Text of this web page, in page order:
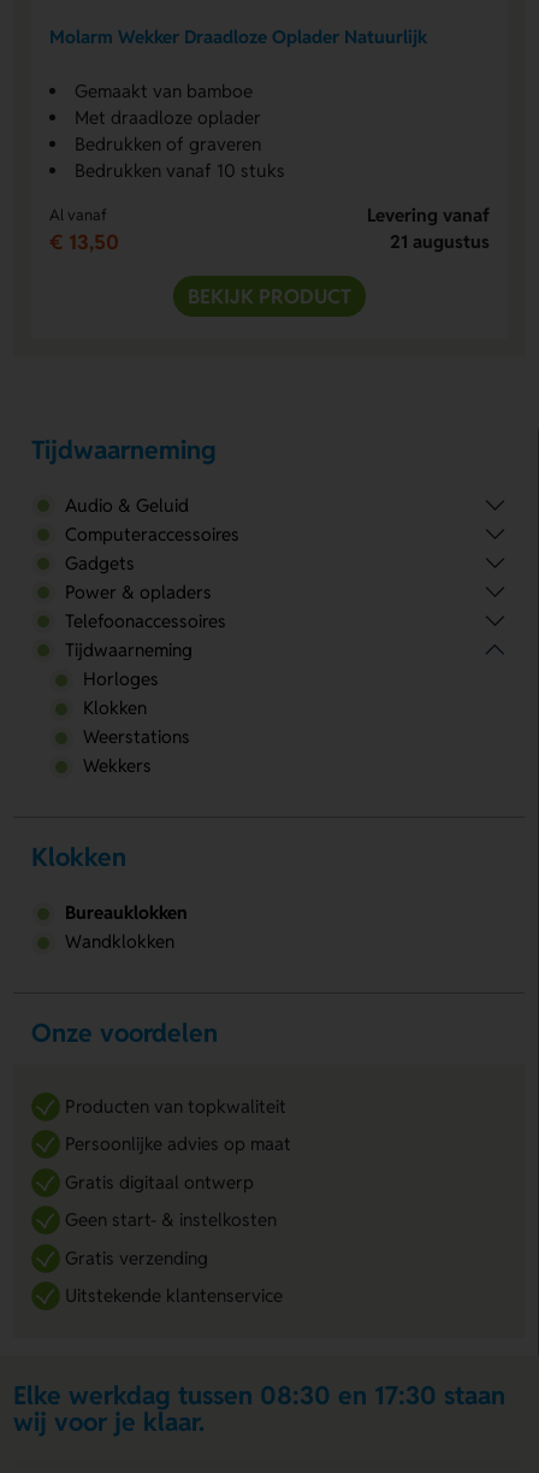
Molarm Wekker Draadloze Oplader Natuurlijk
Gemaakt van bamboe
Met draadloze oplader
Bedrukken of graveren
Bedrukken vanaf 10 stuks
Al vanaf
€ 13,50
Levering vanaf
21 augustus
BEKIJK PRODUCT
Tijdwaarneming
Audio & Geluid
Computeraccessoires
Gadgets
Power & opladers
Telefoonaccessoires
Tijdwaarneming
Horloges
Klokken
Weerstations
Wekkers
Klokken
Bureauklokken
Wandklokken
Onze voordelen
Producten van topkwaliteit
Persoonlijke advies op maat
Gratis digitaal ontwerp
Geen start- & instelkosten
Gratis verzending
Uitstekende klantenservice
Elke werkdag tussen 08:30 en 17:30 staan
wij voor je klaar.